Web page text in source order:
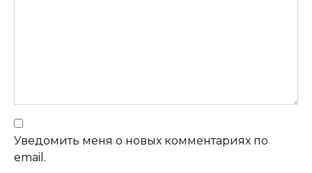
Уведомить меня о новых комментариях по
email.